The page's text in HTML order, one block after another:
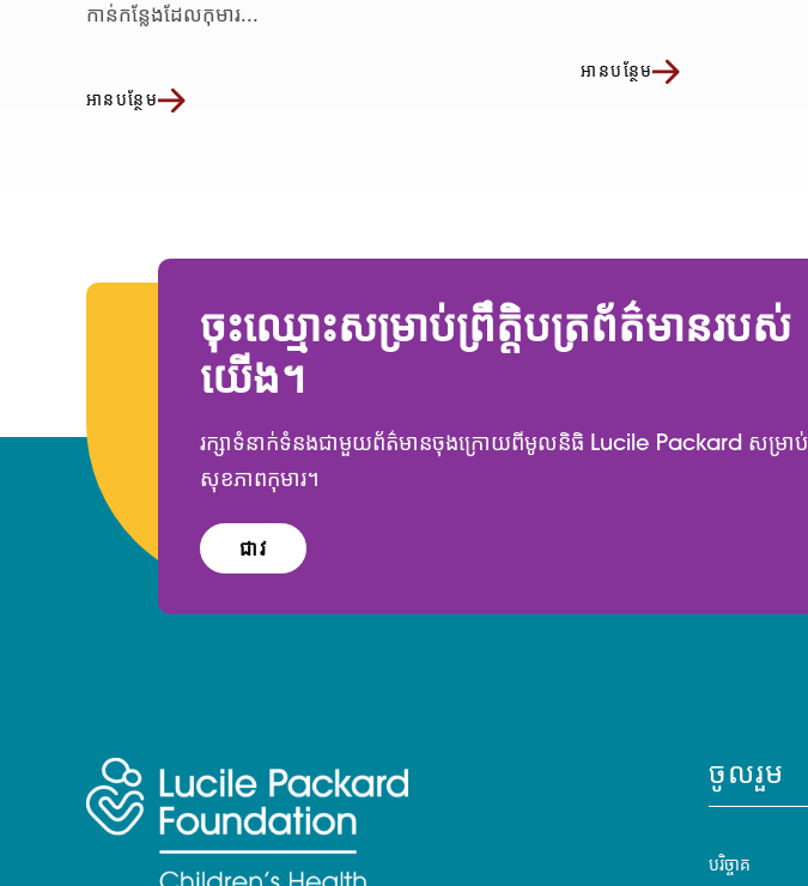
កាន់កន្លែងដែលកុមារ...
អានបន្ថែម
អានបន្ថែម
ចុះឈ្មោះសម្រាប់ព្រឹត្តិបត្រព័ត៌មានរបស់
យើង។
រក្សាទំនាក់ទំនងជាមួយព័ត៌មានចុងក្រោយពីមូលនិធិ Lucile Packard សម្រាប់
សុខភាពកុមារ។
ជាវ
ចូលរួម
បរិច្ចាគ